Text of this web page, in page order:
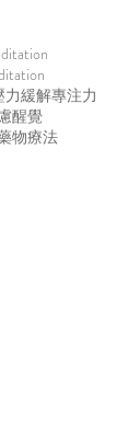
力緩解專注力
醒覺
物療法